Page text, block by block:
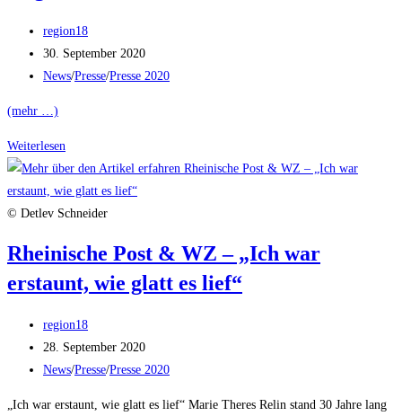
Beitrags-
Autor:
region18
Beitrag
veröffentlicht:
30. September 2020
Beitrags-
News/Presse/Presse 2020
(mehr …)
Weiterlesen
HEUTE
–
Lesung
und
Angelika
© Detlev Schneider
Rheinische Post & WZ – „Ich war
erstaunt, wie glatt es lief“
Beitrags-
Autor:
region18
Beitrag
veröffentlicht:
28. September 2020
Beitrags-
News/Presse/Presse 2020
„Ich war erstaunt, wie glatt es lief“ Marie Theres Relin stand 30 Jahre lang